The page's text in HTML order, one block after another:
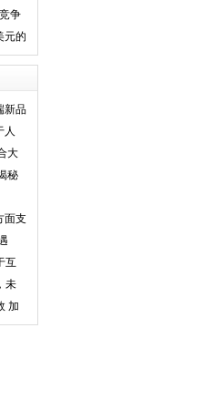
争
元的
新品
人
大
秘
面支
互
未
加